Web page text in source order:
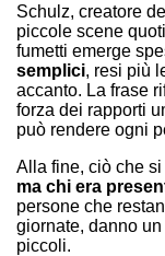
Schulz, creatore
piccole scene
fumetti emerge
semplici, resi più
accanto. La frase
forza dei rapporti
può rendere ogni
Alla fine, ciò che
ma chi era
persone che
giornate, danno
piccoli.